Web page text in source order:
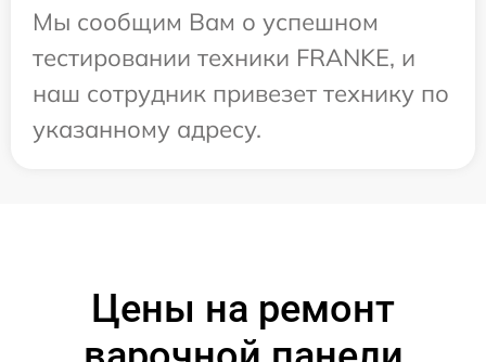
Мы сообщим Вам о успешном
тестировании техники FRANKE, и
наш сотрудник привезет технику по
указанному адресу.
Цены на ремонт